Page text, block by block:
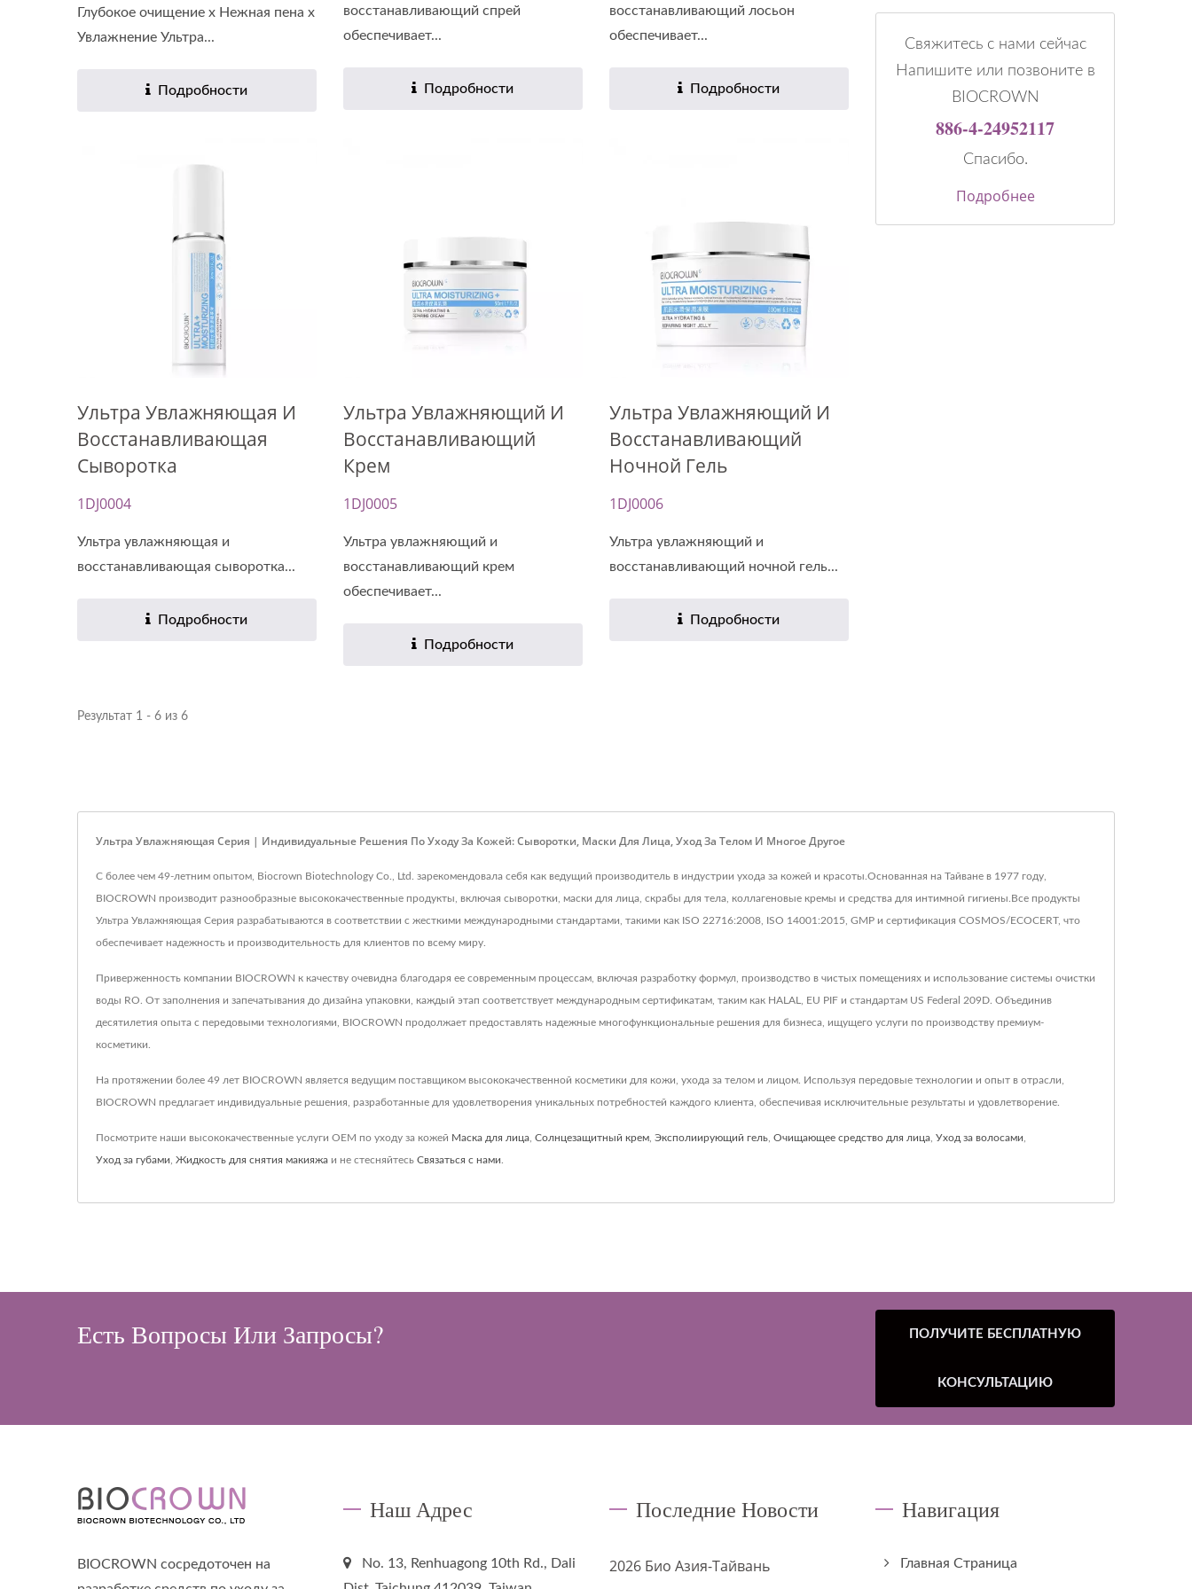
Глубокое очищение x Нежная пена x
Увлажнение Ультра...
Подробности
восстанавливающий спрей
обеспечивает...
Подробности
восстанавливающий лосьон
обеспечивает...
Подробности
Ультра Увлажняющая И
Восстанавливающая
Сыворотка
1DJ0004
Ультра увлажняющая и
восстанавливающая сыворотка...
Подробности
Ультра Увлажняющий И
Восстанавливающий
Крем
1DJ0005
Ультра увлажняющий и
восстанавливающий крем
обеспечивает...
Подробности
Ультра Увлажняющий И
Восстанавливающий
Ночной Гель
1DJ0006
Ультра увлажняющий и
восстанавливающий ночной гель...
Подробности
Результат 1 - 6 из 6
Свяжитесь с нами сейчас
Напишите или позвоните в
BIOCROWN
886-4-24952117
Спасибо.
Подробнее
Ультра Увлажняющая Серия | Индивидуальные Решения По Уходу За Кожей: Сыворотки, Маски Для Лица, Уход За Телом И Многое Другое
С более чем 49-летним опытом, Biocrown Biotechnology Co., Ltd. зарекомендовала себя как ведущий производитель в индустрии ухода за кожей и красоты.Основанная на Тайване в 1977 году,
BIOCROWN производит разнообразные высококачественные продукты, включая сыворотки, маски для лица, скрабы для тела, коллагеновые кремы и средства для интимной гигиены.Все продукты
Ультра Увлажняющая Серия разрабатываются в соответствии с жесткими международными стандартами, такими как ISO 22716:2008, ISO 14001:2015, GMP и сертификация COSMOS/ECOCERT, что
обеспечивает надежность и производительность для клиентов по всему миру.
Приверженность компании BIOCROWN к качеству очевидна благодаря ее современным процессам, включая разработку формул, производство в чистых помещениях и использование системы очистки
воды RO. От заполнения и запечатывания до дизайна упаковки, каждый этап соответствует международным сертификатам, таким как HALAL, EU PIF и стандартам US Federal 209D. Объединив
десятилетия опыта с передовыми технологиями, BIOCROWN продолжает предоставлять надежные многофункциональные решения для бизнеса, ищущего услуги по производству премиум-
косметики.
На протяжении более 49 лет BIOCROWN является ведущим поставщиком высококачественной косметики для кожи, ухода за телом и лицом. Используя передовые технологии и опыт в отрасли,
BIOCROWN предлагает индивидуальные решения, разработанные для удовлетворения уникальных потребностей каждого клиента, обеспечивая исключительные результаты и удовлетворение.
Посмотрите наши высококачественные услуги OEM по уходу за кожей Маска для лица Солнцезащитный крем Эксполиирующий гель Очищающее средство для лица Уход за волосами
Уход за губами Жидкость для снятия макияжа и не стесняйтесь Связаться с нами
Есть Вопросы Или Запросы? ПОЛУЧИТЕ БЕСПЛАТНУЮ
КОНСУЛЬТАЦИЮ
BIOCROWN сосредоточен на
Наш Адрес
No. 13, Renhuagong 10th Rd., Dali
Последние Новости
2026 Био Азия-Тайвань
Навигация
Главная Страница